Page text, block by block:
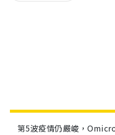
第5波疫情仍嚴峻，